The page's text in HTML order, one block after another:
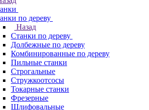
по дереву
Назад
Станки по дереву
Долбежные по дереву
Комбинированные по дереву
Пильные станки
Строгальные
Стружкоотсосы
Токарные станки
Фрезерные
Шлифовальные